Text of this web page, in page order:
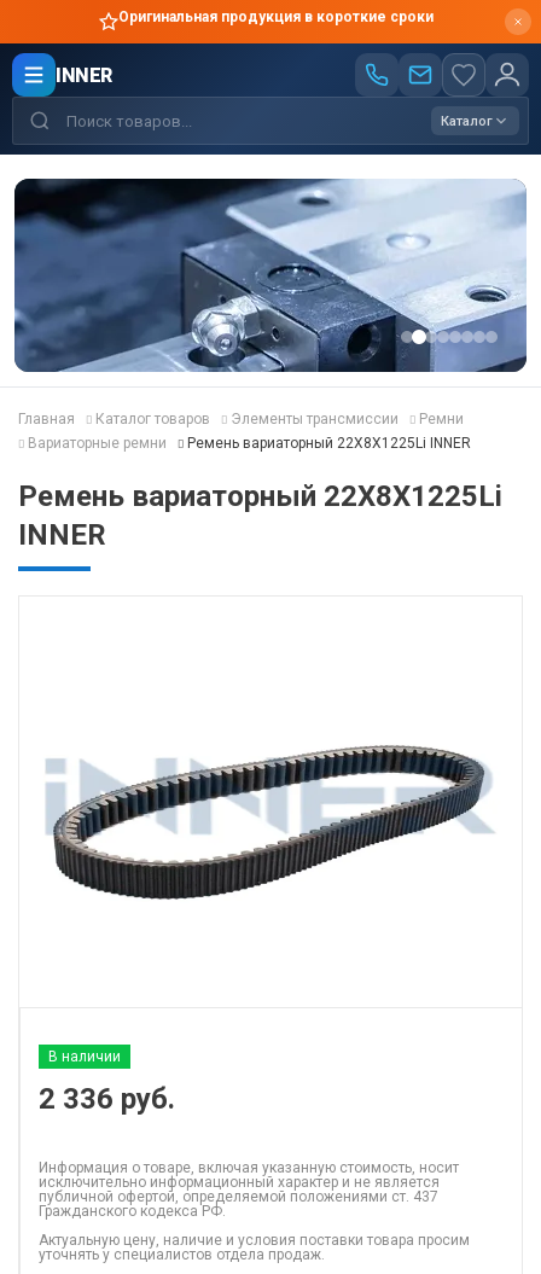
Оригинальная продукция в короткие сроки
INNER
Каталог
Главная Каталог товаров Элементы трансмиссии
Ремни
Вариаторные ремни
Ремень вариаторный 22X8X1225Li INNER
Ремень вариаторный 22X8X1225Li
INNER
В наличии
2 336 руб.
Информация о товаре, включая указанную стоимость, носит
исключительно информационный характер и не является
публичной офертой, определяемой положениями ст. 437
Гражданского кодекса РФ.
Актуальную цену, наличие и условия поставки товара просим
уточнять у специалистов отдела продаж.